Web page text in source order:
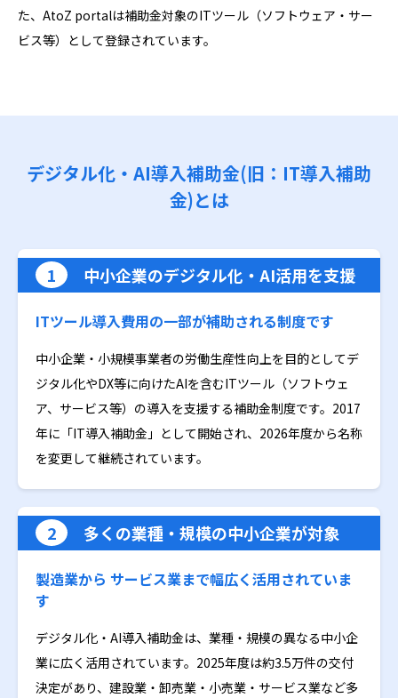
た、AtoZ portalは補助金対象のITツール（ソフトウェア・サー
ビス等）として登録されています。
デジタル化・AI導入補助金(旧：IT導入補助
金)とは
1 中小企業のデジタル化・AI活用を支援
ITツール導入費用の一部が補助される制度です
中小企業・小規模事業者の労働生産性向上を目的としてデ
ジタル化やDX等に向けたAIを含むITツール（ソフトウェ
ア、サービス等）の導入を支援する補助金制度です。2017
年に「IT導入補助金」として開始され、2026年度から名称
を変更して継続されています。
2 多くの業種・規模の中小企業が対象
製造業から サービス業まで幅広く活用されていま
す
デジタル化・AI導入補助金は、業種・規模の異なる中小企
業に広く活用されています。2025年度は約3.5万件の交付
決定があり、建設業・卸売業・小売業・サービス業など多